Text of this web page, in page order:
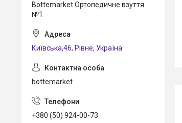
Bottemarket Ортопедичне взуття
№1
Київська,46, Рівне, Україна
bottemarket
+380 (50) 924-00-73